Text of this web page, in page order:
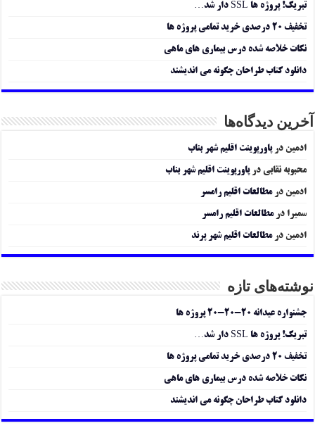
تبریک! پروژه ها SSL دار شد…
تخفیف ۲۰ درصدی خرید تمامی پروژه ها
نکات خلاصه شده درس بیماری های ماهی
دانلود کتاب طراحان چگونه می اندیشند
آخرین دیدگاه‌ها
ادمین درپاورپوینت اقلیم شهر بناب
محبوبه نقابی درپاورپوینت اقلیم شهر بناب
ادمین درمطالعات اقلیم رامسر
سمیرا درمطالعات اقلیم رامسر
ادمین درمطالعات اقلیم شهر پرند
نوشته‌های تازه
جشنواره عیدانه ۲۰-۲۰-۲۰ پروژه ها
تبریک! پروژه ها SSL دار شد…
تخفیف ۲۰ درصدی خرید تمامی پروژه ها
نکات خلاصه شده درس بیماری های ماهی
دانلود کتاب طراحان چگونه می اندیشند